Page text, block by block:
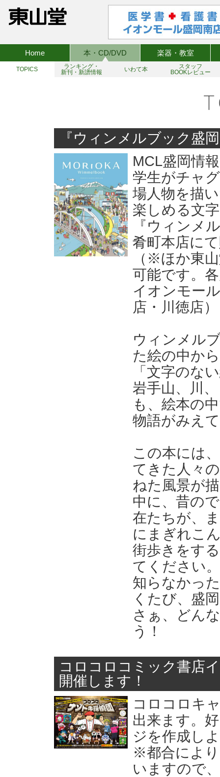
Home 本・CD/DVD 楽器・教室
TOPICS
ランキング・
新刊・新譜情報
いわて本
スタッフ
BOOKレビュー
『ウィンメルブック盛
MCL盛岡情
学生がチャ
場人物を描
楽しめる文
『ウィンメ
肴町本店に
（※ほか東
可能です。
イオンモー
店・川徳店）
ウィンメル
た絵の中か
「文字のな
岩手山、川
も、絵本の
物語がみえ
この本には
てきた人々
ねた風景が
中に、昔の
在たちが、
にまぎれこ
街歩きをす
てください
知らなかっ
くたび、盛
さぁ、どん
う！
コロコロコミック書店
開催します！
コロコロキ
出来ます。
ジを作成し
※都合によ
いますので